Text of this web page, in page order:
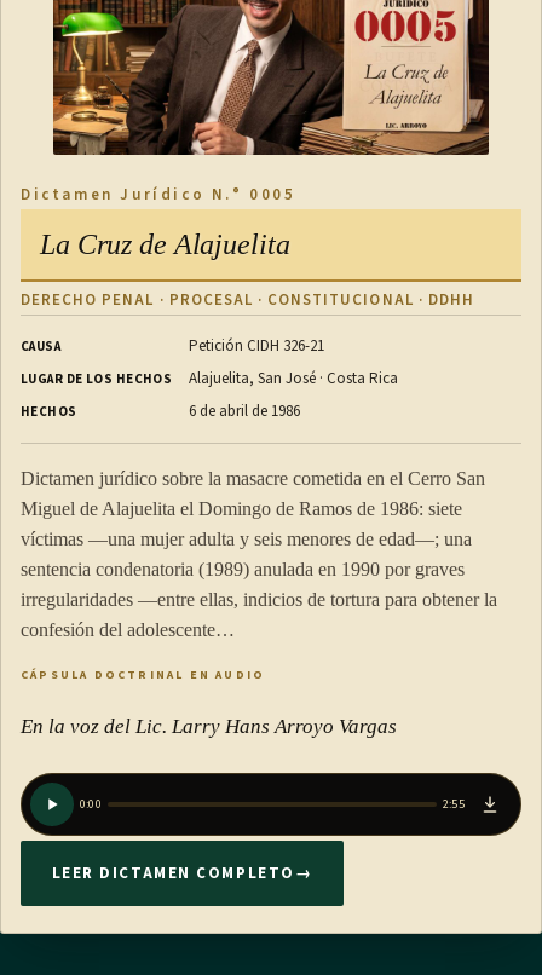
Dictamen Jurídico N.° 0005
La Cruz de Alajuelita
DERECHO PENAL · PROCESAL · CONSTITUCIONAL · DDHH
CAUSA Petición CIDH 326-21
LUGAR DE LOS HECHOS Alajuelita, San José · Costa Rica
HECHOS 6 de abril de 1986
Dictamen jurídico sobre la masacre cometida en el Cerro San
Miguel de Alajuelita el Domingo de Ramos de 1986: siete
víctimas —una mujer adulta y seis menores de edad—; una
sentencia condenatoria (1989) anulada en 1990 por graves
irregularidades —entre ellas, indicios de tortura para obtener la
confesión del adolescente…
CÁPSULA DOCTRINAL EN AUDIO
En la voz del Lic. Larry Hans Arroyo Vargas
0:00 2:55
LEER DICTAMEN COMPLETO →